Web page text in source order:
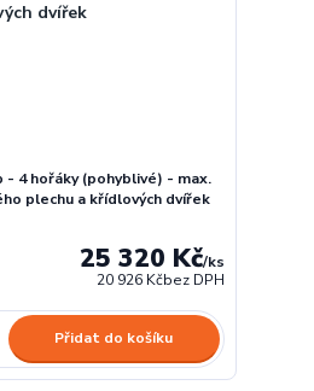
- 4 hořáky (pohyblivé) - max.
plechu a křídlových dvířek
25 320 Kč/ks
20 926 Kčbez DPH
Přidat do košíku